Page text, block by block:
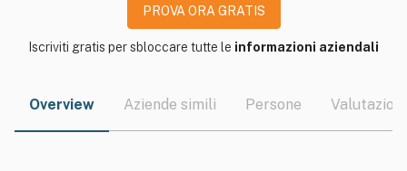
PROVA ORA GRATIS
Iscriviti gratis per sbloccare tutte le informazioni aziendali
Overview Aziende simili Persone Valutazioni